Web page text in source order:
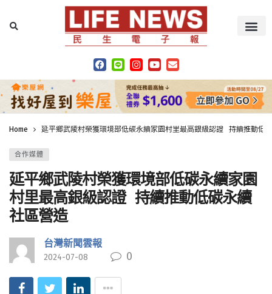
Home 延平鄉武陵村榮獲環境部低碳永續家園村里最高銀級認證 持續推動低
合作媒體
延平鄉武陵村榮獲環境部低碳永續家園
村里最高銀級認證 持續推動低碳永續
社區營造
台灣新聞雲報
2024-07-08 0